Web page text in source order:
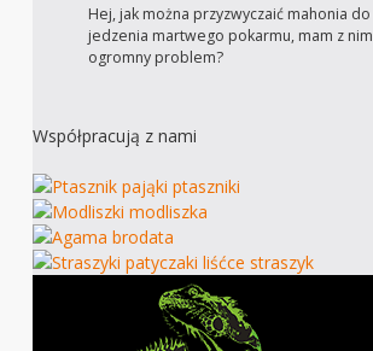
Hej, jak można przyzwyczaić mahonia do
jedzenia martwego pokarmu, mam z nim
ogromny problem?
Współpracują z nami